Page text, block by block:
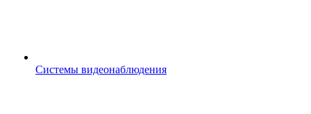
Системы видеонаблюдения